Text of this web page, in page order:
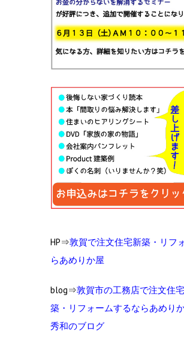
HP⇒敦賀で注文住宅新築・リフ
らあめりか屋
blog⇒敦賀市の工務店で注文住
築・リフォームするならあめり
秀和のブログ